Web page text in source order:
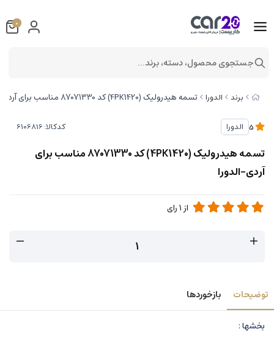
برند الدورا تسمه هیدرولیک (4PK1420) کد 87071330 مناسب برای آردی-الدورا
الدورا کدکالا:
تسمه هیدرولیک (4PK1420) کد 87071330 مناسب برای
آردی-الدورا
از 1رای
توضیحات بازخوردها
بخشها :
0
جستجوی محصول، دسته، برند...